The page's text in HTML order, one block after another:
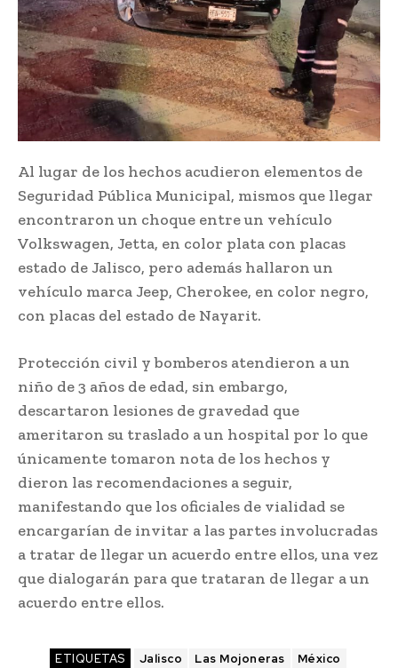
Al lugar de los hechos acudieron elementos de
Seguridad Pública Municipal, mismos que llegar
encontraron un choque entre un vehículo
Volkswagen, Jetta, en color plata con placas
estado de Jalisco, pero además hallaron un
vehículo marca Jeep, Cherokee, en color negro,
con placas del estado de Nayarit.
Protección civil y bomberos atendieron a un
niño de 3 años de edad, sin embargo,
descartaron lesiones de gravedad que
ameritaron su traslado a un hospital por lo que
únicamente tomaron nota de los hechos y
dieron las recomendaciones a seguir,
manifestando que los oficiales de vialidad se
encargarían de invitar a las partes involucradas
a tratar de llegar un acuerdo entre ellos, una vez
que dialogarán para que trataran de llegar a un
acuerdo entre ellos.
ETIQUETAS Jalisco Las Mojoneras
México